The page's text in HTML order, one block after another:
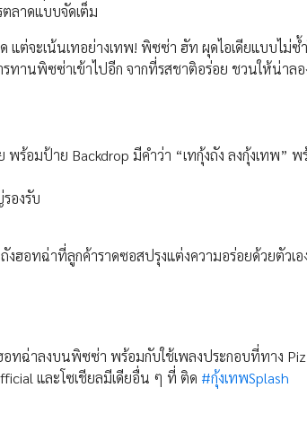
ลาดแบบจัดเต็ม
แต่จะเน้นเทอย่างเทพ! พิซซ่า ฮัท ผุดไอเดียแบบไม่ซ้
ทานพิซซ่าเข้าไปอีก จากที่รสชาติอร่อย ชวนให้น่าลอ
ร้อมป้าย Backdrop มีคำว่า “เทกุ้งถัง ลงกุ้งเทพ” พ
องรับ
ฮอทฉ่าที่ลูกค้าราดซอสปรุงแต่งความอร่อยด้วยตัวเอ
ทฉ่าลงบนพิซซ่า พร้อมกับใช้เพลงประกอบที่ทาง
และโซเชียลมีเดียอื่น ๆ ที่ ติด #กุ้งเทพSplash